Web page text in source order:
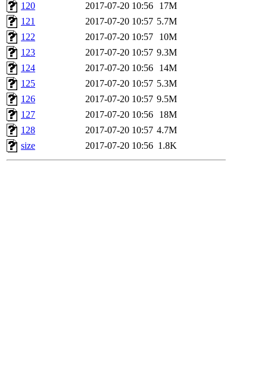
120
2017-07-20 10:56
17M
121
2017-07-20 10:57 5.7M
122
2017-07-20 10:57
10M
123
2017-07-20 10:57 9.3M
124
2017-07-20 10:56
14M
125
2017-07-20 10:57 5.3M
126
2017-07-20 10:57 9.5M
127
2017-07-20 10:56
18M
128
2017-07-20 10:57 4.7M
size
2017-07-20 10:56 1.8K